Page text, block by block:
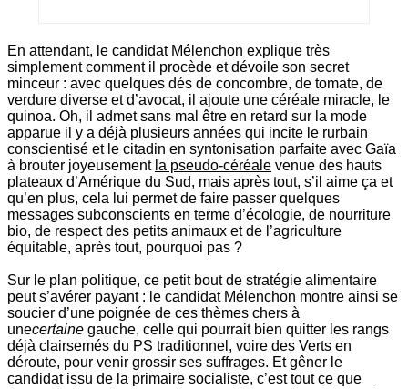
En attendant, le candidat Mélenchon explique très
simplement comment il procède et dévoile son secret
minceur : avec quelques dés de concombre, de tomate, de
verdure diverse et d’avocat, il ajoute une céréale miracle, le
quinoa. Oh, il admet sans mal être en retard sur la mode
apparue il y a déjà plusieurs années qui incite le rurbain
conscientisé et le citadin en syntonisation parfaite avec Gaïa
à brouter joyeusement la pseudo-céréale venue des hauts
plateaux d’Amérique du Sud, mais après tout, s’il aime ça et
qu’en plus, cela lui permet de faire passer quelques
messages subconscients en terme d’écologie, de nourriture
bio, de respect des petits animaux et de l’agriculture
équitable, après tout, pourquoi pas ?
Sur le plan politique, ce petit bout de stratégie alimentaire
peut s’avérer payant : le candidat Mélenchon montre ainsi se
soucier d’une poignée de ces thèmes chers à
unecertaine gauche, celle qui pourrait bien quitter les rangs
déjà clairsemés du PS traditionnel, voire des Verts en
déroute, pour venir grossir ses suffrages. Et gêner le
candidat issu de la primaire socialiste, c’est tout ce que